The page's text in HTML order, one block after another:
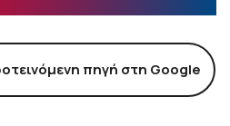
πηγή στη Google